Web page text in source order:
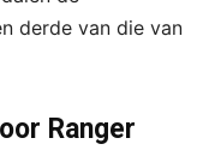
derde van die van
Ranger